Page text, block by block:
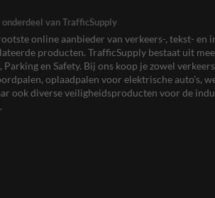
van TrafficSupply
online aanbieder van verkeers-, tekst- en
producten. TrafficSupply bestaat uit
en Safety. Bij ons koop je zowel
oplaadpalen voor elektrische auto’s,
ook diverse veiligheidsproducten voor de